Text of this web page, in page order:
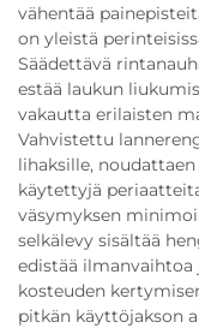
vähentää
on yleistä
Säädettävä
estää laukun
vakautta erilaisten
Vahvistettu
lihaksille,
käytettyjä
väsymyksen
selkälevy sisältää
edistää ilmanvaihtoa
kosteuden
pitkän käyttöjakson